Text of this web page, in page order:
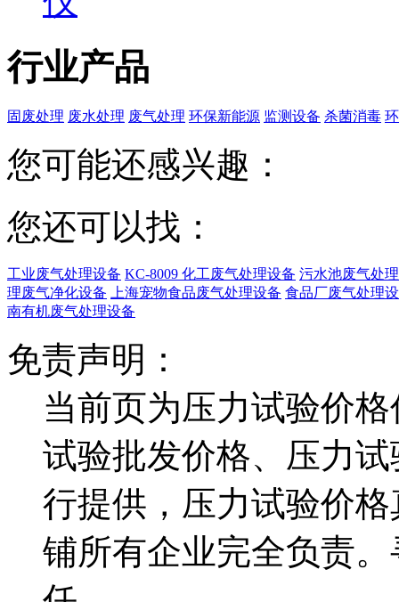
行业产品
固废处理 废水处理 废气处理 环保新能源 监测设备 杀菌消毒
您可能还感兴趣：
您还可以找：
工业废气处理设备 KC-8009 化工废气处理设备 污水池废气处
理废气净化设备
上海宠物食品废气处理设备 食品厂废气处理
南有机废气处理设备
免责声明：
当前页为压力试验价
试验批发价格、压力
行提供，压力试验价
铺所有企业完全负责